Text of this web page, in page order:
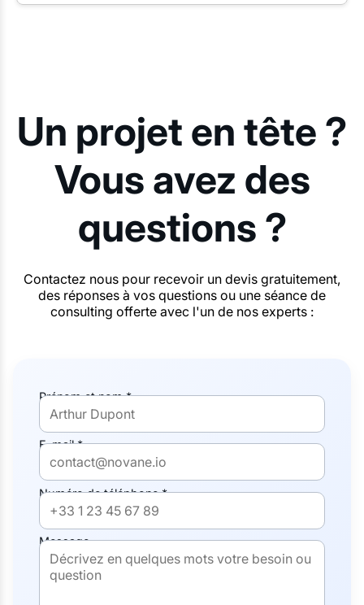
Un projet en tête ?
Vous avez des
questions ?
Contactez nous pour recevoir un devis gratuitement,
des réponses à vos questions ou une séance de
consulting offerte avec l'un de nos experts :
Prénom et nom *
E-mail *
Numéro de téléphone *
Message